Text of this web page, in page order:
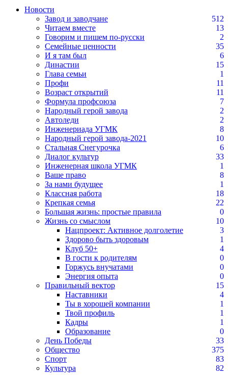
Новости
Завод и заводчане
512
Читаем вместе
13
Говорим и пишем по-русски
2
Семейные ценности
35
И я там был
6
Династии
15
Глава семьи
1
Профи
11
Возраст открытий
11
Формула профсоюза
7
Народный герой завода
2
Автоледи
2
Инженериада УГМК
8
Народный герой завода-2021
10
Стальная Снегурочка
6
Диалог культур
33
Инженерная школа УГМК
1
Ваше право
8
За нами будущее
1
Классная работа
18
Крепкая семья
22
Большая жизнь: простые правила
0
Жизнь со смыслом
10
Нацпроект: Активное долголетие
3
Здорово быть здоровым
1
Клуб 50+
4
В гости к родителям
0
Горжусь внучатами
0
Энергия опыта
0
Правильный вектор
15
Наставники
4
Ты в хорошей компании
1
Твой профиль
1
Кадры
1
Образование
0
День Победы
33
Общество
375
Спорт
83
Культура
82